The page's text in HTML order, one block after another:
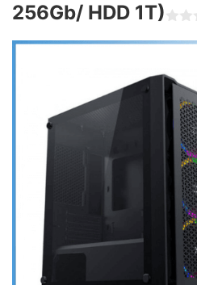
256Gb/ HDD 1T)
ư
c
x